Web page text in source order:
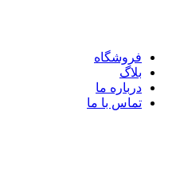
فروشگاه
بلاگ
درباره ما
تماس با ما